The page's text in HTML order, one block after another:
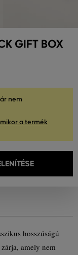
GIFT BOX
nem
a termék
hosszúságú
amely nem